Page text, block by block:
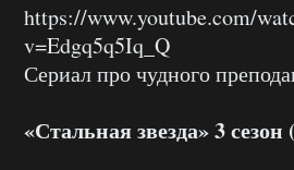
https://www.youtube.com/
v=Edgq5q5Iq_Q
Сериал про чудного
«Стальная звезда» 3 сезон